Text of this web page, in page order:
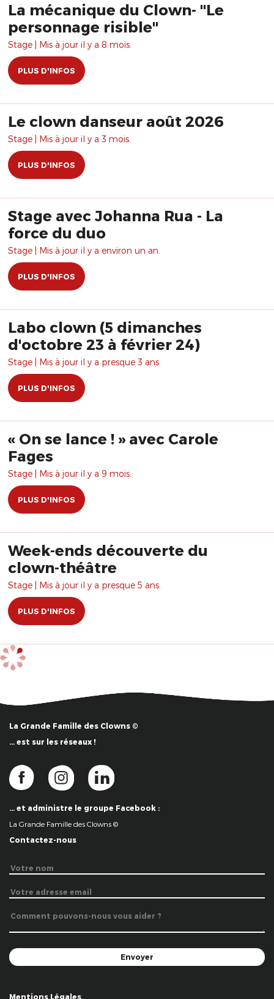
La mécanique du Clown- "Le
personnage risible"
Stage | Mis à jour il y a 8 mois.
PLUS D'INFOS
Le clown danseur août 2026
Stage | Mis à jour il y a 3 mois.
PLUS D'INFOS
Stage avec Johanna Rua - La
force du duo
Stage | Mis à jour il y a environ un an.
PLUS D'INFOS
Labo clown (5 dimanches
d'octobre 23 à février 24)
Stage | Mis à jour il y a presque 3 ans.
PLUS D'INFOS
« On se lance ! » avec Carole
Fages
Stage | Mis à jour il y a 9 mois.
PLUS D'INFOS
Week-ends découverte du
clown-théâtre
Stage | Mis à jour il y a presque 5 ans.
PLUS D'INFOS
La Grande Famille des Clowns ©
… est sur les réseaux !
… et administre le groupe Facebook :
La Grande Famille des Clowns ©
Contactez-nous
Mentions Légales